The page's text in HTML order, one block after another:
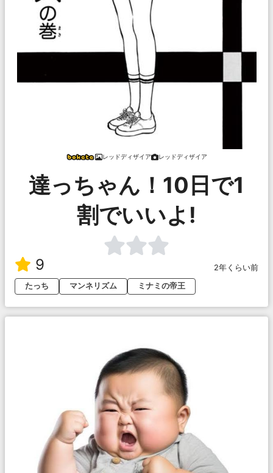
レッドディザイア レッドディザイア
達っちゃん！10日で1
割でいいよ!
9
2年くらい前
たっち
マンネリズム ミナミの帝王